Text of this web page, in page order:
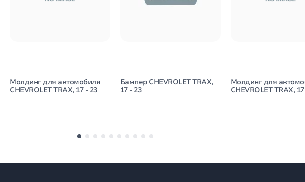
Молдинг для автомобиля
CHEVROLET TRAX, 17 - 23
Бампер CHEVROLET TRAX,
17 - 23
Молдинг для
CHEVROLET TRAX,